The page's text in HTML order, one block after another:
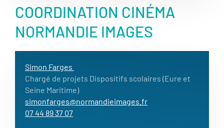
COORDINATION CINÉMA
NORMANDIE IMAGES
Simon Farges
Chargé de projets Dispositifs scolaires (Eure et
Seine Maritime)
simonfarges@normandieimages.fr
07 44 89 37 07